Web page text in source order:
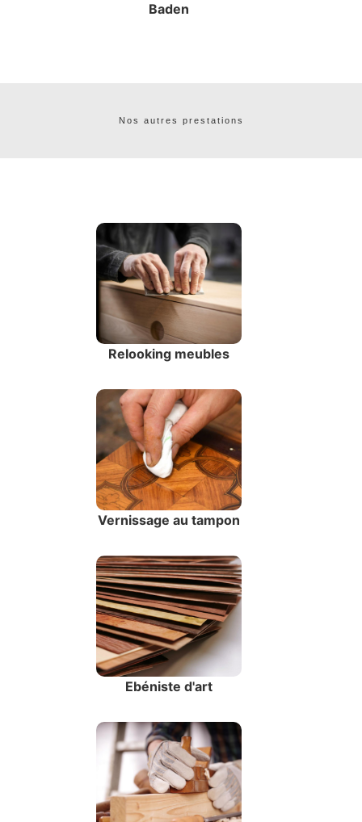
Baden
Nos autres prestations
Relooking meubles
Vernissage au tampon
Ebéniste d'art